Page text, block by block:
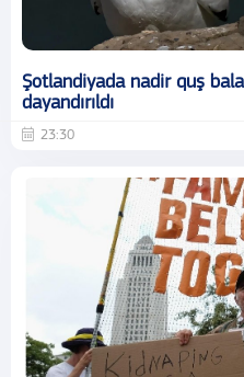
Şotlandiyada nadir quş
dayandırıldı
23:30